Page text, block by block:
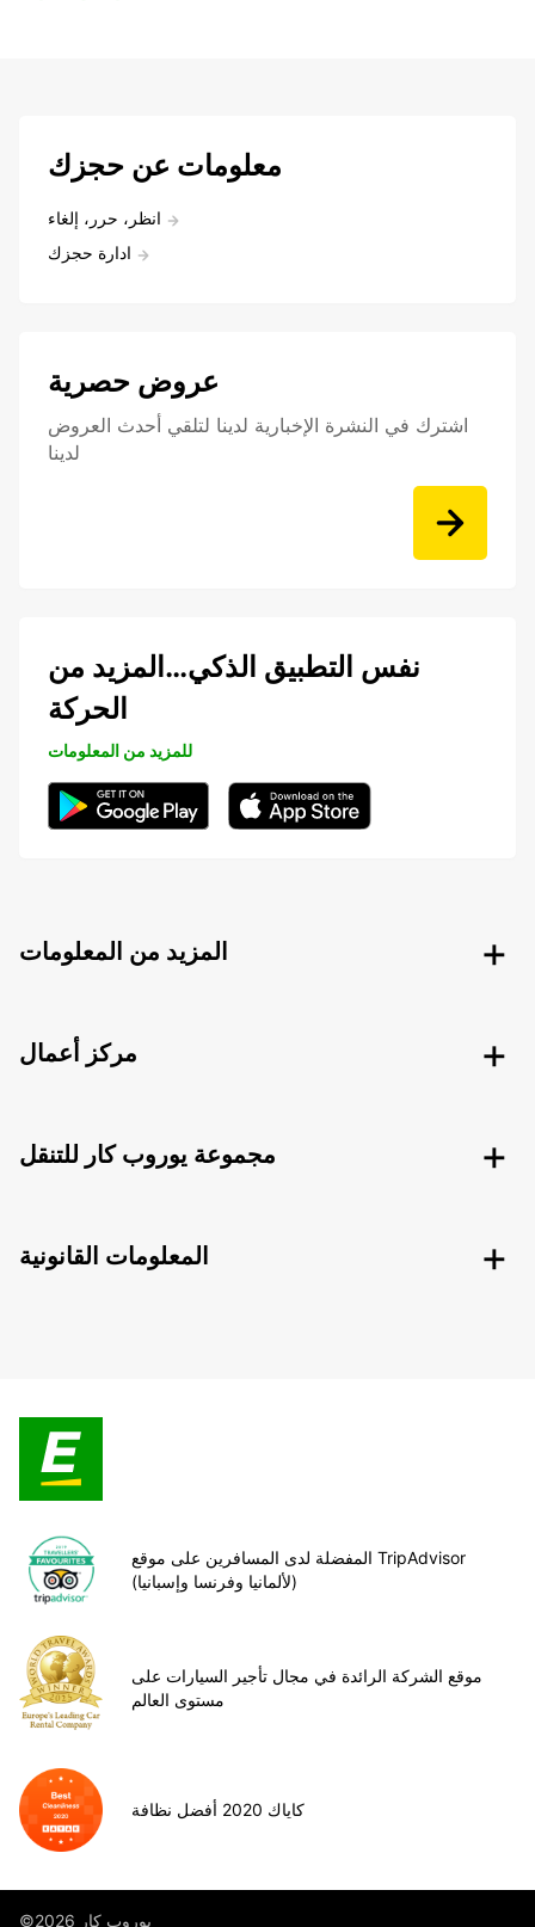
معلومات عن حجزك
انظر، حرر، إلغاء
ادارة حجزك
عروض حصرية
اشترك في النشرة الإخبارية لدينا لتلقي أحدث العروض
لدينا
نفس التطبيق الذكي…المزيد من
الحركة
للمزيد من المعلومات
المزيد من المعلومات
مركز أعمال
مجموعة يوروب كار للتنقل
المعلومات القانونية
المفضلة لدى المسافرين على موقع TripAdvisor
(لألمانيا وفرنسا وإسبانيا)
موقع الشركة الرائدة في مجال تأجير السيارات على
مستوى العالم
كاياك 2020 أفضل نظافة
©يوروب كار 2026